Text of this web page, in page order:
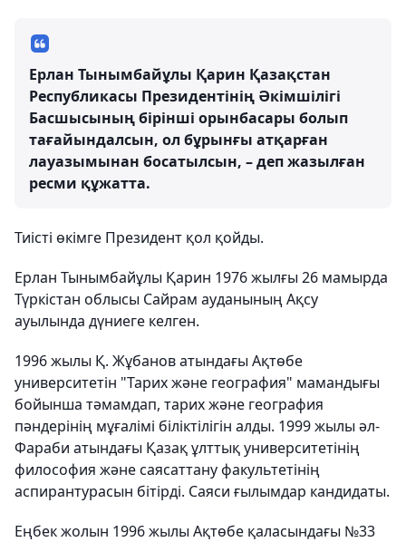
Ерлан Тынымбайұлы Қарин Қазақстан
Республикасы Президентінің Әкімшілігі
Басшысының бірінші орынбасары болып
тағайындалсын, ол бұрынғы атқарған
лауазымынан босатылсын, – деп жазылған
ресми құжатта.
Тиісті өкімге Президент қол қойды.
Ерлан Тынымбайұлы Қарин 1976 жылғы 26 мамырда
Түркістан облысы Сайрам ауданының Ақсу
ауылында дүниеге келген.
1996 жылы Қ. Жұбанов атындағы Ақтөбе
университетін "Тарих және география" мамандығы
бойынша тәмамдап, тарих және география
пәндерінің мұғалімі біліктілігін алды. 1999 жылы әл-
Фараби атындағы Қазақ ұлттық университетінің
философия және саясаттану факультетінің
аспирантурасын бітірді. Саяси ғылымдар кандидаты.
Еңбек жолын 1996 жылы Ақтөбе қаласындағы №33